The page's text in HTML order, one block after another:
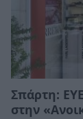
Σπάρτη:
στην